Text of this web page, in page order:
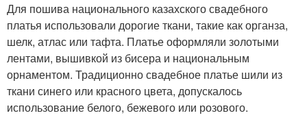
Для пошива национального казахского свадебного
платья использовали дорогие ткани, такие как органза,
шелк, атлас или тафта. Платье оформляли золотыми
лентами, вышивкой из бисера и национальным
орнаментом. Традиционно свадебное платье шили из
ткани синего или красного цвета, допускалось
использование белого, бежевого или розового.